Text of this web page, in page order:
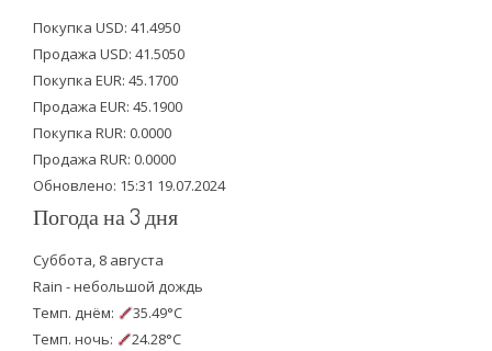
t
e
r
b
o
o
k
u
b
e
Покупка USD: 41.4950
Продажа USD: 41.5050
Покупка EUR: 45.1700
Продажа EUR: 45.1900
Покупка RUR: 0.0000
Продажа RUR: 0.0000
Обновлено: 15:31 19.07.2024
Погода на 3 дня
Суббота, 8 августа
Rain - небольшой дождь
Темп. днём:
35.49°C
Темп. ночь:
24.28°C